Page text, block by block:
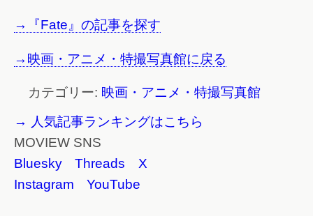
→『Fate』の記事を探す
→映画・アニメ・特撮写真館に戻る
カテゴリー: 映画・アニメ・特撮写真館
→ 人気記事ランキングはこちら
MOVIEW SNS
Bluesky
Threads
X
Instagram
YouTube